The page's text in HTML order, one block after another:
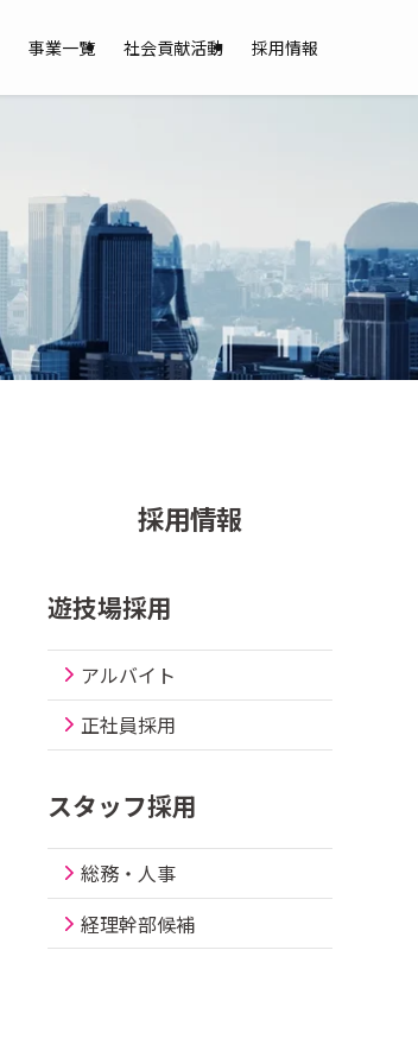
事業一覧 社会貢献活動 採用情報
採用情報
遊技場採用
アルバイト
正社員採用
スタッフ採用
総務・人事
経理幹部候補